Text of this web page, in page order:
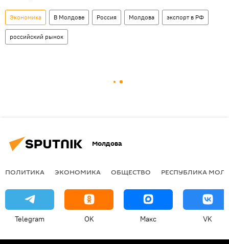
Экономика В Молдове Россия Молдова экспорт в РФ
российский рынок
Молдова
ПОЛИТИКА ЭКОНОМИКА ОБЩЕСТВО РЕСПУБЛИКА
Telegram OK Макс VK